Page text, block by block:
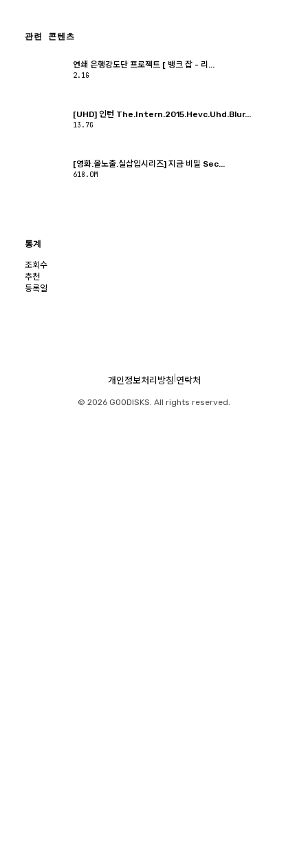
관련 콘텐츠
연쇄 은행강도단 프로젝트 [ 뱅크 잡 - 리...
2.1G
[UHD] 인턴 The.Intern.2015.Hevc.Uhd.Blur...
13.7G
[영화.올노출.실삽입시리즈] 지금 비밀 Sec...
618.0M
통계
조회수
추천
등록일
개인정보처리방침 연락처
© 2026 GOODISKS. All rights reserved.